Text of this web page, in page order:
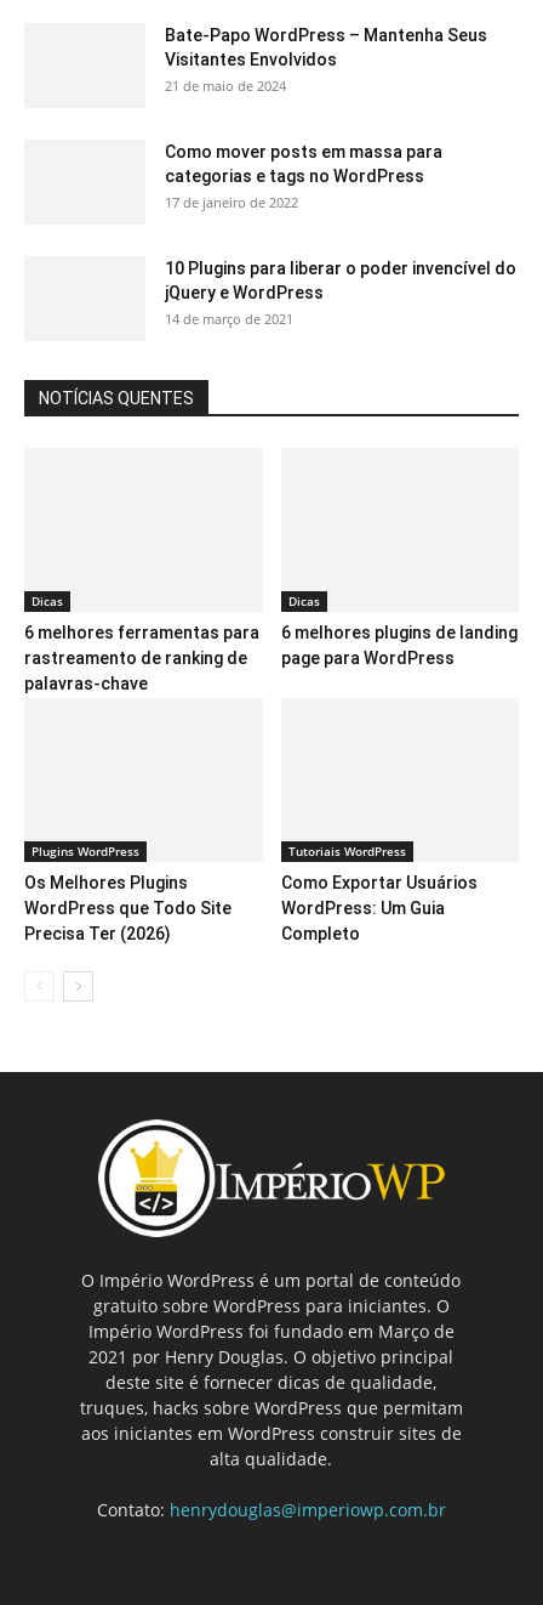
Bate-Papo WordPress – Mantenha Seus
Visitantes Envolvidos
21 de maio de 2024
Como mover posts em massa para
categorias e tags no WordPress
17 de janeiro de 2022
10 Plugins para liberar o poder invencível do
jQuery e WordPress
14 de março de 2021
NOTÍCIAS QUENTES
Dicas
6 melhores ferramentas para
rastreamento de ranking de
palavras-chave
Dicas
6 melhores plugins de landing
page para WordPress
Plugins WordPress
Os Melhores Plugins
WordPress que Todo Site
Precisa Ter (2026)
Tutoriais WordPress
Como Exportar Usuários
WordPress: Um Guia
Completo
O Império WordPress é um portal de conteúdo
gratuito sobre WordPress para iniciantes. O
Império WordPress foi fundado em Março de
2021 por Henry Douglas. O objetivo principal
deste site é fornecer dicas de qualidade,
truques, hacks sobre WordPress que permitam
aos iniciantes em WordPress construir sites de
alta qualidade.
Contato: henrydouglas@imperiowp.com.br